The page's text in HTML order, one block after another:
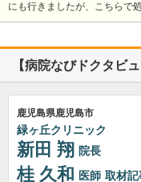
にも行きましたが、こちらで
【病院なびドクタビ
鹿児島県鹿児島市
緑ヶ丘クリニック
新田 翔 院長
桂 久和 医師 取材記